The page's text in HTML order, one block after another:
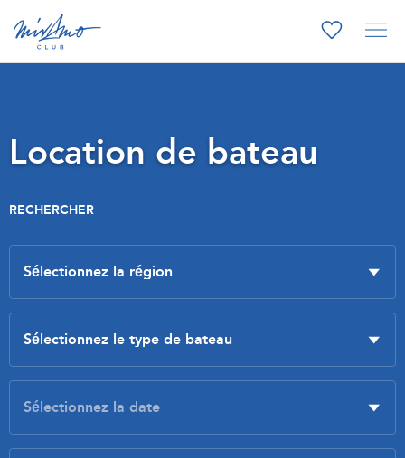
Location de bateau
RECHERCHER